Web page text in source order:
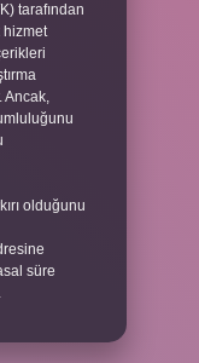
tarafından
hizmet
Ancak,
olduğunu
süre